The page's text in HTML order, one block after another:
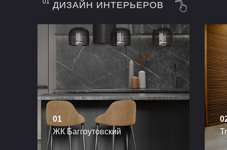
01 ДИЗАЙН ИНТЕРЬЕРОВ
ЖК Баггоутовский
01